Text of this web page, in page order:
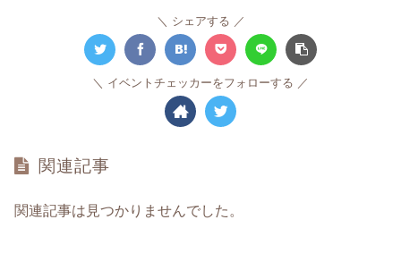
シェアする
イベントチェッカーをフォローする
関連記事
関連記事は見つかりませんでした。